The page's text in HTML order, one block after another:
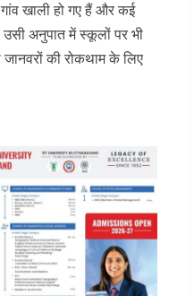
खाली हो गए हैं और कई
अनुपात में स्कूलों पर भी
की रोकथाम के लिए